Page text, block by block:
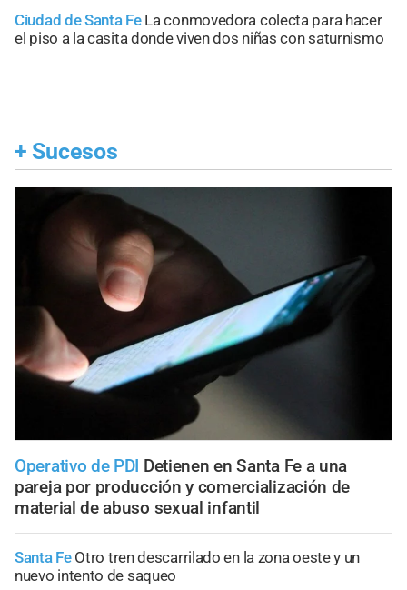
Ciudad de Santa Fe La conmovedora colecta para hacer
el piso a la casita donde viven dos niñas con saturnismo
+ Sucesos
Operativo de PDI Detienen en Santa Fe a una
pareja por producción y comercialización de
material de abuso sexual infantil
Santa Fe Otro tren descarrilado en la zona oeste y un
nuevo intento de saqueo